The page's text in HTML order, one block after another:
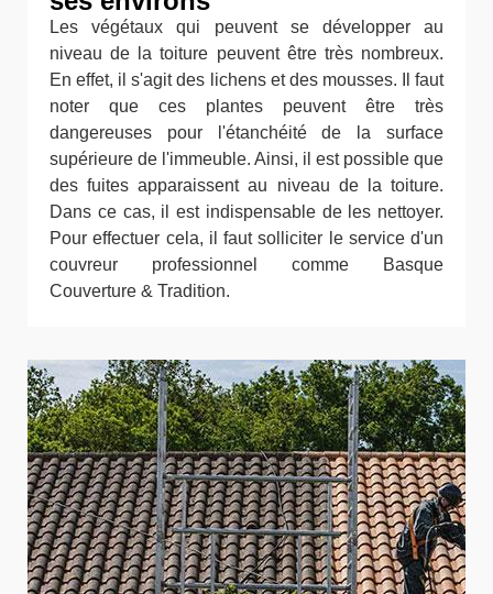
Les végétaux qui peuvent se développer au
niveau de la toiture peuvent être très nombreux.
En effet, il s'agit des lichens et des mousses. Il faut
noter que ces plantes peuvent être très
dangereuses pour l'étanchéité de la surface
supérieure de l'immeuble. Ainsi, il est possible que
des fuites apparaissent au niveau de la toiture.
Dans ce cas, il est indispensable de les nettoyer.
Pour effectuer cela, il faut solliciter le service d'un
couvreur professionnel comme Basque
Couverture & Tradition.